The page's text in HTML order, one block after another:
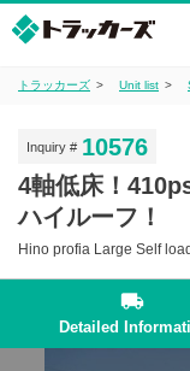
トラッカーズ Unit list
Inquiry # 10576
4軸低床！
ハイルーフ！
Hino profia Large Self
local_shipping
Detailed